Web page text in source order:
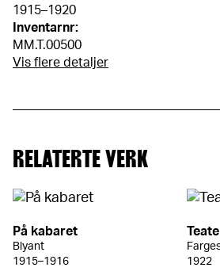
1915–1920
Inventarnr:
MM.T.00500
Vis flere detaljer
RELATERTE VERK
På kabaret
Blyant
1915–1916
1922